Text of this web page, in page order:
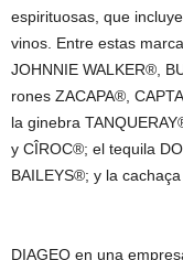
espirituosas, que
vinos. Entre estas
JOHNNIE WALKER®,
rones ZACAPA®,
la ginebra
y CÎROC®; el tequila
BAILEYS®; y la cachaça
DIAGEO en una